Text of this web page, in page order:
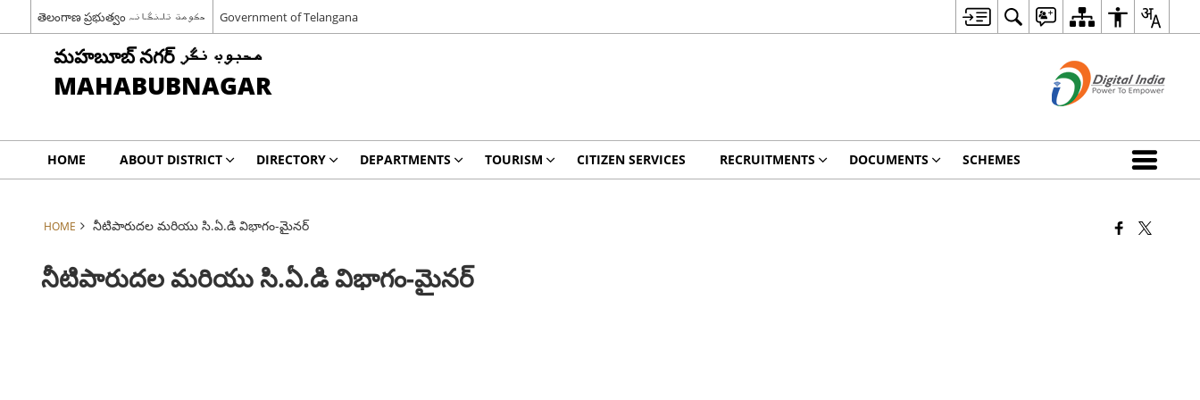
తెలంగాణ ప్రభుత్వం حکومت تلنگانہ Government of Telangana
మహబూబ్ నగర్ محبوب نگر
MAHABUBNAGAR
HOME ABOUT DISTRICT DIRECTORY DEPARTMENTS TOURISM CITIZEN SERVICES RECRUITMENTS DOCUMENTS SCHEMES
HOME నీటిపారుదల మరియు సి.ఏ.డి విభాగం-మైనర్
నీటిపారుదల మరియు సి.ఏ.డి విభాగం-మైనర్